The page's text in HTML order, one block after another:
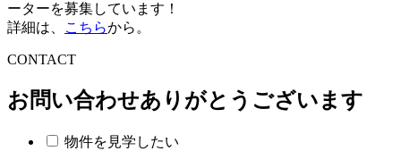
ーターを募集しています！
詳細は、
こちらから。
CONTACT
お問い合わせありがとうございます
物件を見学したい